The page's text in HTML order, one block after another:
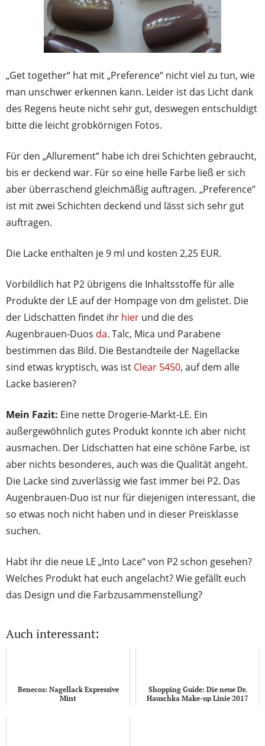
„Get together“ hat mit „Preference“ nicht viel zu tun, wie
man unschwer erkennen kann. Leider ist das Licht dank
des Regens heute nicht sehr gut, deswegen entschuldigt
bitte die leicht grobkörnigen Fotos.
Für den „Allurement“ habe ich drei Schichten gebraucht,
bis er deckend war. Für so eine helle Farbe ließ er sich
aber überraschend gleichmäßig auftragen. „Preference“
ist mit zwei Schichten deckend und lässt sich sehr gut
auftragen.
Die Lacke enthalten je 9 ml und kosten 2,25 EUR.
Vorbildlich hat P2 übrigens die Inhaltsstoffe für alle
Produkte der LE auf der Hompage von dm gelistet. Die
der Lidschatten findet ihr hier und die des
Augenbrauen-Duos da. Talc, Mica und Parabene
bestimmen das Bild. Die Bestandteile der Nagellacke
sind etwas kryptisch, was ist Clear 5450, auf dem alle
Lacke basieren?
Mein Fazit: Eine nette Drogerie-Markt-LE. Ein
außergewöhnlich gutes Produkt konnte ich aber nicht
ausmachen. Der Lidschatten hat eine schöne Farbe, ist
aber nichts besonderes, auch was die Qualität angeht.
Die Lacke sind zuverlässig wie fast immer bei P2. Das
Augenbrauen-Duo ist nur für diejenigen interessant, die
so etwas noch nicht haben und in dieser Preisklasse
suchen.
Habt ihr die neue LE „Into Lace“ von P2 schon gesehen?
Welches Produkt hat euch angelacht? Wie gefällt euch
das Design und die Farbzusammenstellung?
Auch interessant:
Benecos: Nagellack Expressive
Mint
Shopping Guide: Die neue Dr.
Hauschka Make-up Linie 2017